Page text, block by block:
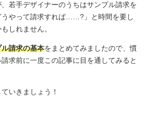
若手デザイナーのうちはサンプル請求を
うやって請求すれば……?」と時間を要し
しれません。
請求の基本をまとめてみましたので、慣
求前に一度この記事に目を通してみると
いきましょう！